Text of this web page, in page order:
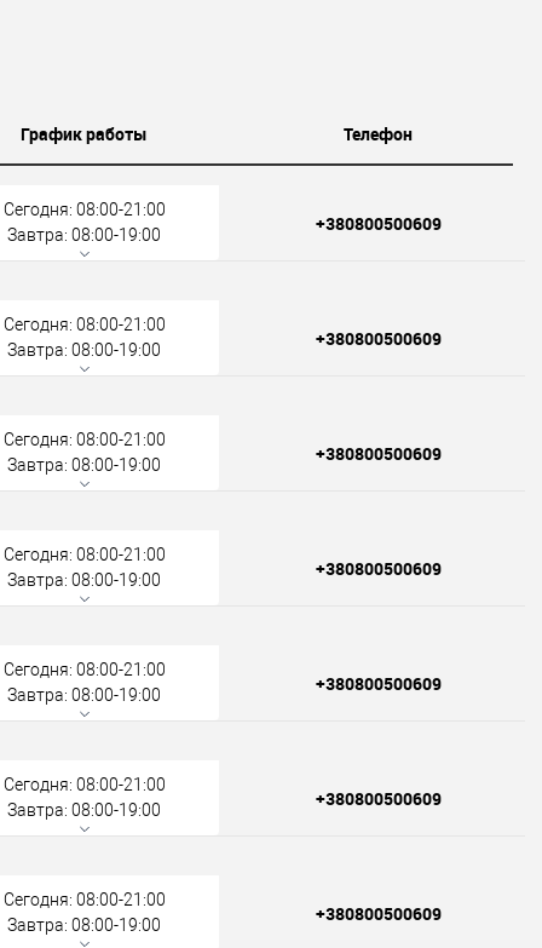
График работы Телефон
Сегодня: 08:00-21:00
Завтра: 08:00-19:00
+380800500609
Сегодня: 08:00-21:00
Завтра: 08:00-19:00
+380800500609
Сегодня: 08:00-21:00
Завтра: 08:00-19:00
+380800500609
Сегодня: 08:00-21:00
Завтра: 08:00-19:00
+380800500609
Сегодня: 08:00-21:00
Завтра: 08:00-19:00
+380800500609
Сегодня: 08:00-21:00
Завтра: 08:00-19:00
+380800500609
Сегодня: 08:00-21:00
Завтра: 08:00-19:00
+380800500609